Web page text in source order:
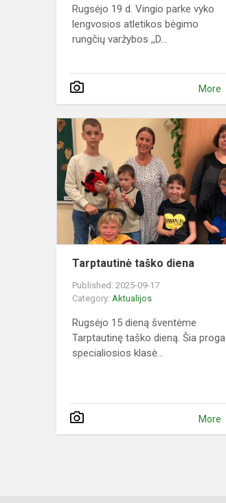
Rugsėjo 19 d. Vingio parke vyko
lengvosios atletikos bėgimo
rungčių varžybos ,,D...
More
Tarptautinė taško diena
Published: 2025-09-17
Category: Aktualijos
Rugsėjo 15 dieną šventėme
Tarptautinę taško dieną. Šia proga
specialiosios klasė...
More